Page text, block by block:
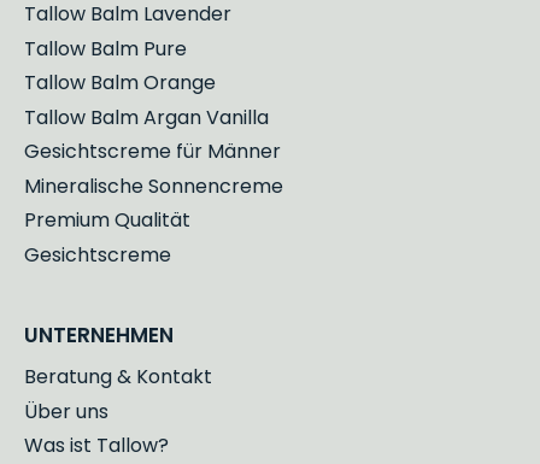
Tallow Balm Lavender
Tallow Balm Pure
Tallow Balm Orange
Tallow Balm Argan Vanilla
Gesichtscreme für Männer
Mineralische Sonnencreme
Premium Qualität
Gesichtscreme
UNTERNEHMEN
Beratung & Kontakt
Über uns
Was ist Tallow?